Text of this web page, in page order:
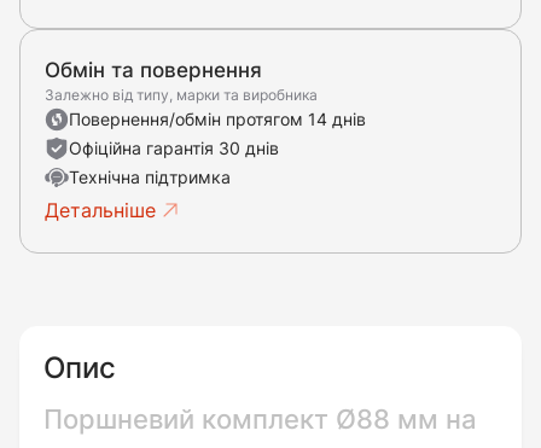
Обмін та повернення
Залежно від типу, марки та виробника
Повернення/обмін протягом 14 днів
Офіційна гарантія 30 днів
Технічна підтримка
Детальніше
Опис
Поршневий комплект Ø88 мм на